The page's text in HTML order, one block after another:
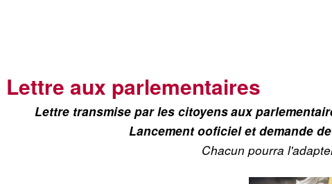
Lettre aux parlementaires
Lettre transmise par les citoyensaux
Lancement ooficiel et demande
Chacun pourra